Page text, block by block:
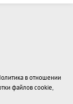
в отношении
файлов cookie,